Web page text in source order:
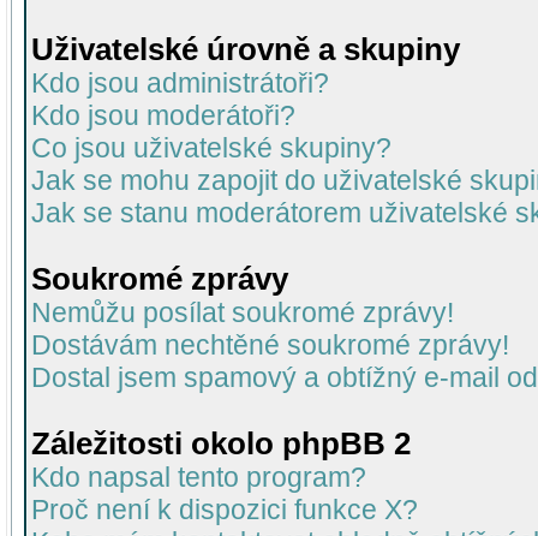
Uživatelské úrovně a skupiny
Kdo jsou administrátoři?
Kdo jsou moderátoři?
Co jsou uživatelské skupiny?
Jak se mohu zapojit do uživatelské
Jak se stanu moderátorem uživatelské
Soukromé zprávy
Nemůžu posílat soukromé zprávy!
Dostávám nechtěné soukromé zprávy!
Dostal jsem spamový a obtížný e-mail
Záležitosti okolo phpBB 2
Kdo napsal tento program?
Proč není k dispozici funkce X?